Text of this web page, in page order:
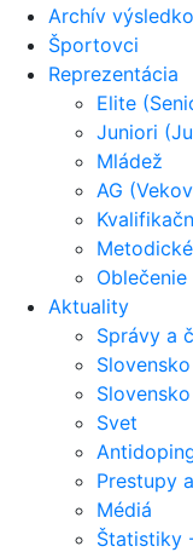
Archív
Športovci
Reprezentácia
Elite
Juniori
Mládež
AG
Oblečenie
Aktuality
Správy a
Svet
Prestupy
Médiá
Štatistiky